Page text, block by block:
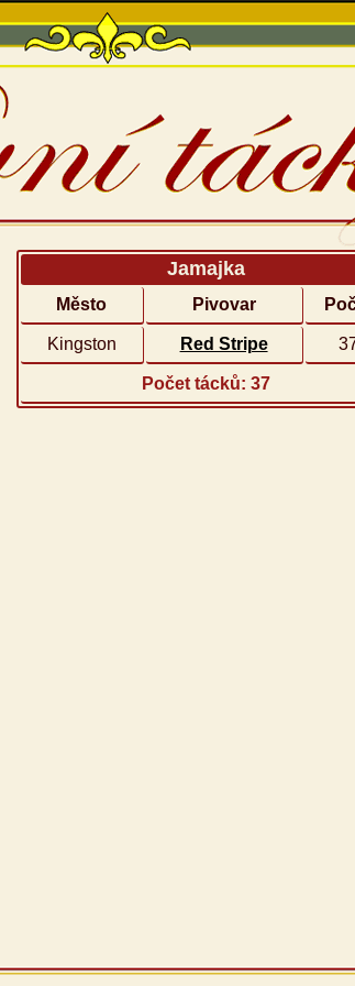
Jamajka
Počet tácků: 37
Město Pivovar
Kingston Red Stripe